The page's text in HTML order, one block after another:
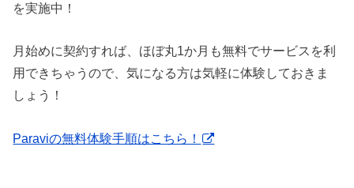
を実施中！
月始めに契約すれば、ほぼ丸1か月も無料でサービスを利
用できちゃうので、気になる方は気軽に体験しておきま
しょう！
Paraviの無料体験手順はこちら！